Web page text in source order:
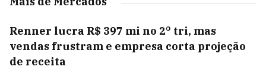
Renner lucra R$ 397 mi no 2° tri, mas
vendas frustram e empresa corta projeção
de receita